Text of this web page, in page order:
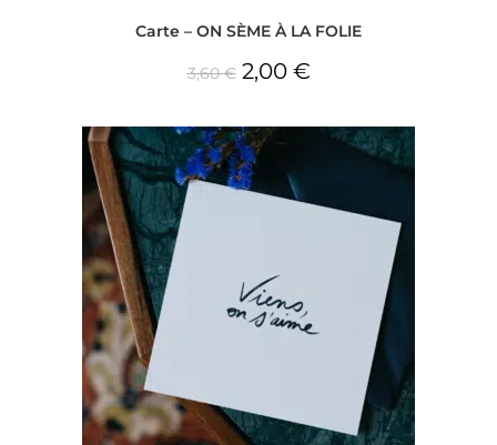
Carte – ON SÈME À LA FOLIE
3,60€ 2,00 €